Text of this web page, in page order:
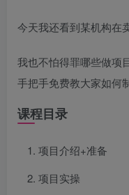
今天我还看到某机构在
我也不怕得罪哪些做项
手把手免费教大家如何
课程目录
项目介绍+准备
项目实操